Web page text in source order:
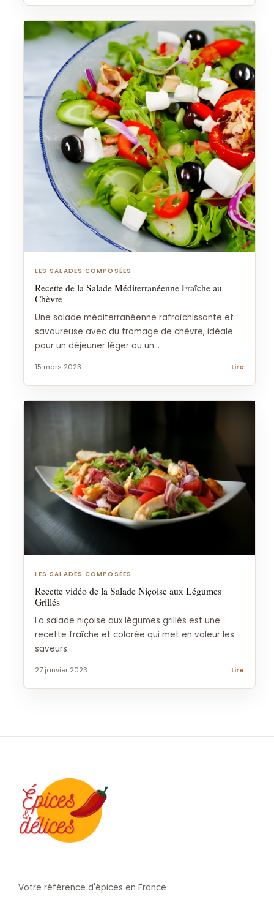
LES SALADES COMPOSÉES
Recette de la Salade Méditerranéenne Fraîche au
Chèvre
Une salade méditerranéenne rafraîchissante et
savoureuse avec du fromage de chèvre, idéale
pour un déjeuner léger ou un...
15 mars 2023 Lire
LES SALADES COMPOSÉES
Recette vidéo de la Salade Niçoise aux Légumes
Grillés
La salade niçoise aux légumes grillés est une
recette fraîche et colorée qui met en valeur les
saveurs...
27 janvier 2023 Lire
Votre référence d'épices en France